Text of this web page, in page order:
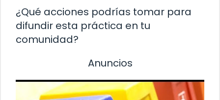
¿Qué acciones podrías tomar para
difundir esta práctica en tu
comunidad?
Anuncios